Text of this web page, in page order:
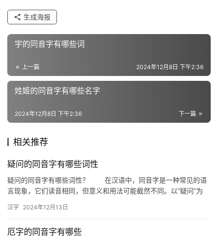
词
义
词
组
拼
音
生成海报
宇的同音字有哪些词
上一篇 2024年12月8日 下午2:36
姓姬的同音字有哪些名字
下一篇
2024年12月8日 下午2:36
相关推荐
疑问的同音字有哪些词性
疑问的同音字有哪些词性？ 在汉语中，同音字是一种常见的语
言现象，它们读音相同，但意义和用法可能截然不同。以“疑问”为
汉字 2024年12月13日
厄字的同音字有哪些